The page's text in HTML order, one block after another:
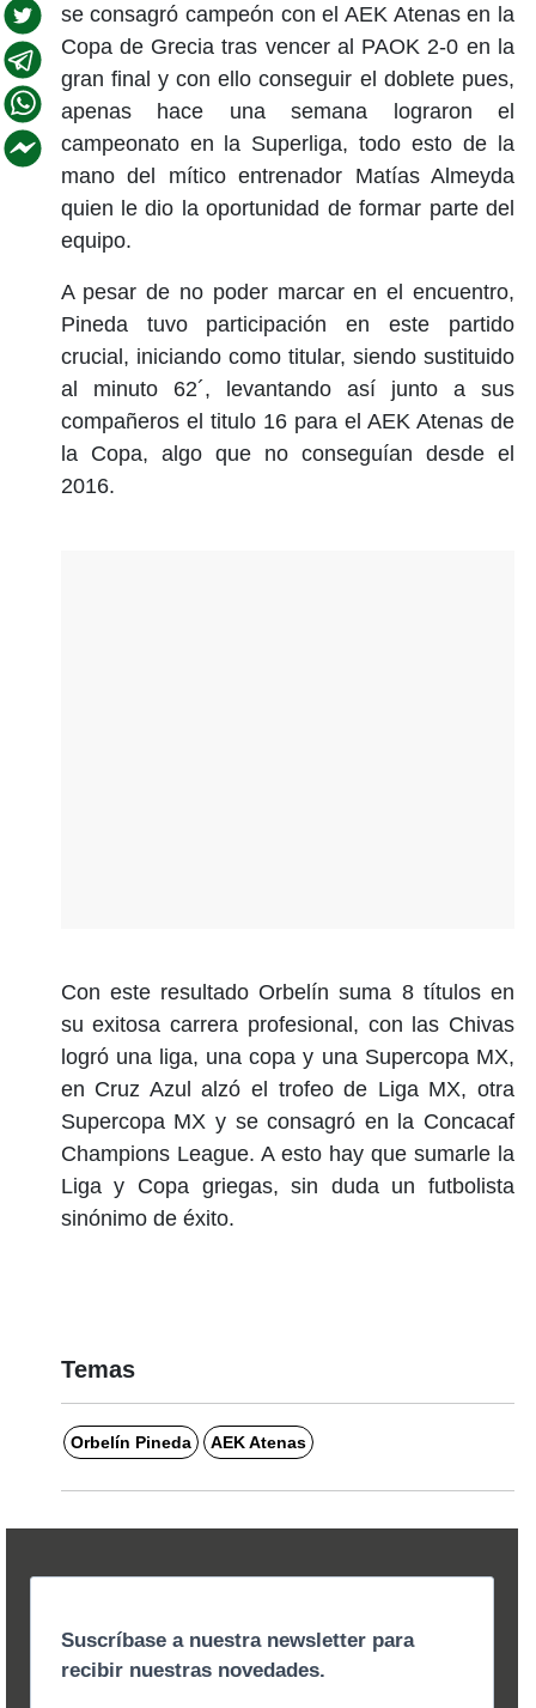
se consagró campeón con el AEK Atenas en la
Copa de Grecia tras vencer al PAOK 2-0 en la
gran final y con ello conseguir el doblete pues,
apenas hace una semana lograron el
campeonato en la Superliga, todo esto de la
mano del mítico entrenador Matías Almeyda
quien le dio la oportunidad de formar parte del
equipo.
A pesar de no poder marcar en el encuentro,
Pineda tuvo participación en este partido
crucial, iniciando como titular, siendo sustituido
al minuto 62´, levantando así junto a sus
compañeros el titulo 16 para el AEK Atenas de
la Copa, algo que no conseguían desde el
2016.
Con este resultado Orbelín suma 8 títulos en
su exitosa carrera profesional, con las Chivas
logró una liga, una copa y una Supercopa MX,
en Cruz Azul alzó el trofeo de Liga MX, otra
Supercopa MX y se consagró en la Concacaf
Champions League. A esto hay que sumarle la
Liga y Copa griegas, sin duda un futbolista
sinónimo de éxito.
Temas
Orbelín Pineda AEK Atenas